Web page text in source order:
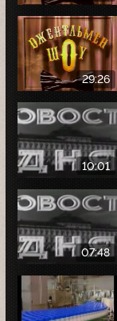
29:26
10:01
07:48